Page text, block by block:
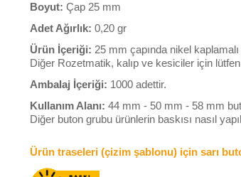
Boyut: Çap 25 mm
Adet Ağırlık: 0,20 gr
Ürün İçeriği: 25 mm çapında nikel
Diğer Rozetmatik, kalıp ve kesiciler için
Ambalaj İçeriği: 1000 adettir.
Kullanım Alanı: 44 mm - 50 mm - 58 mm
Diğer buton grubu ürünlerin baskısı nasıl
Ürün traseleri (çizim şablonu) için sarı